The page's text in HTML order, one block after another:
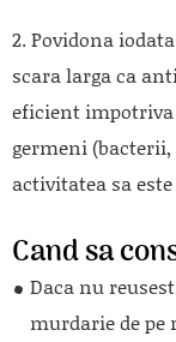
2. Povidona
scara larga ca
eficient
germeni
activitatea sa
Cand sa
Daca nu
murdarie de pe